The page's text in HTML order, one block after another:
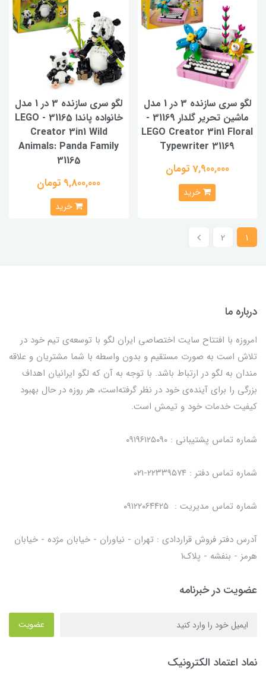
لگو سری سازنده 3 در 1 مدل
ماشین تحریر گلدار 31169 -
LEGO Creator 3in1 Floral
Typewriter 31169
7,900,000 تومان
خرید
لگو سری سازنده 3 در 1 مدل
خانواده پاندا 31165 - LEGO
Creator 3in1 Wild
Animals: Panda Family
31165
9,800,000 تومان
خرید
1
2
درباره ما
امروزه با افتتاح سایت اختصاصی ایران لگو با توسعه‌ی تیم خود در
تلاش است به صورت مستقیم و بدون واسطه با شما مشتریان و علاقه
مندان به لگو در ارتباط باشد. با توجه به آن که لگو ایرانیان اهداف
بزرگی را برای آینده‌ی خود در نظر گرفته‌است، هر روزه در حال بهبود
کیفیت خدمات خود و تیمش است.
شماره تماس پشتیبانی : ۰۹۱۹۶۱۲۵۰۹۰
شماره تماس دفتر : ۲۲۳۳۹۵۷۴-۰۲۱
شماره تماس مدیریت : ۰۹۱۲۲۰۶۴۴۲۵
آدرس دفتر فروش قراردادی : تهران - نیاوران - خیابان مژده - خیابان
هرمز - بنفشه - پلاک۱
عضویت در خبرنامه
عضویت
نماد اعتماد الکترونیک